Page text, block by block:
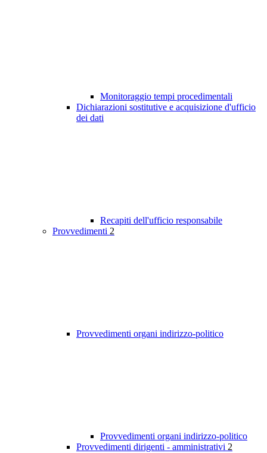
Monitoraggio tempi procedimentali
Dichiarazioni sostitutive e acquisizione d'ufficio
dei dati
Recapiti dell'ufficio responsabile
Provvedimenti 2
Provvedimenti organi indirizzo-politico
Provvedimenti organi indirizzo-politico
Provvedimenti dirigenti - amministrativi 2